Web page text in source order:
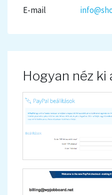
E-mail
Hogyan néz ki